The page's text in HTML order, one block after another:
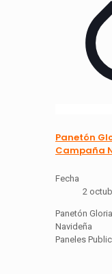
Panetón
Campaña
Fecha
2
Panetón
Navideña
Paneles